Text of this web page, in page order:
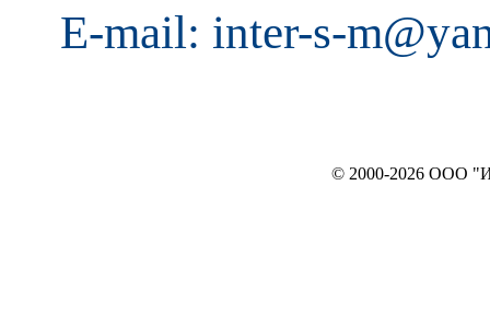
E-mail: inter-s-
© 2000-2026 ООО "ИНТЕРЬЕР`c"